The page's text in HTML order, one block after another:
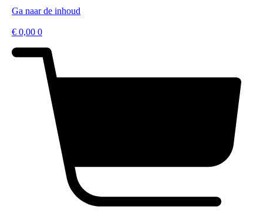
Ga naar de inhoud
€ 0,00 0